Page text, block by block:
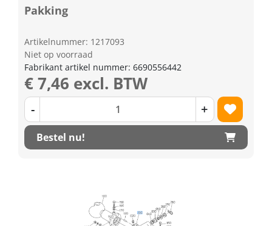
Pakking
Artikelnummer: 1217093
Niet op voorraad
Fabrikant artikel nummer: 6690556442
€ 7,46 excl. BTW
- +
Bestel nu!